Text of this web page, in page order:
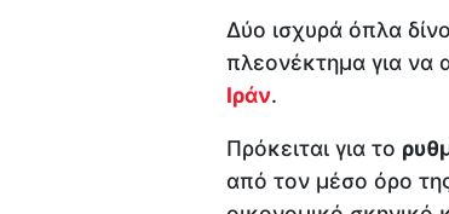
Δύο ισχυρά όπλα
πλεονέκτημα για να
Ιράν.
Πρόκειται για το
από τον μέσο όρο